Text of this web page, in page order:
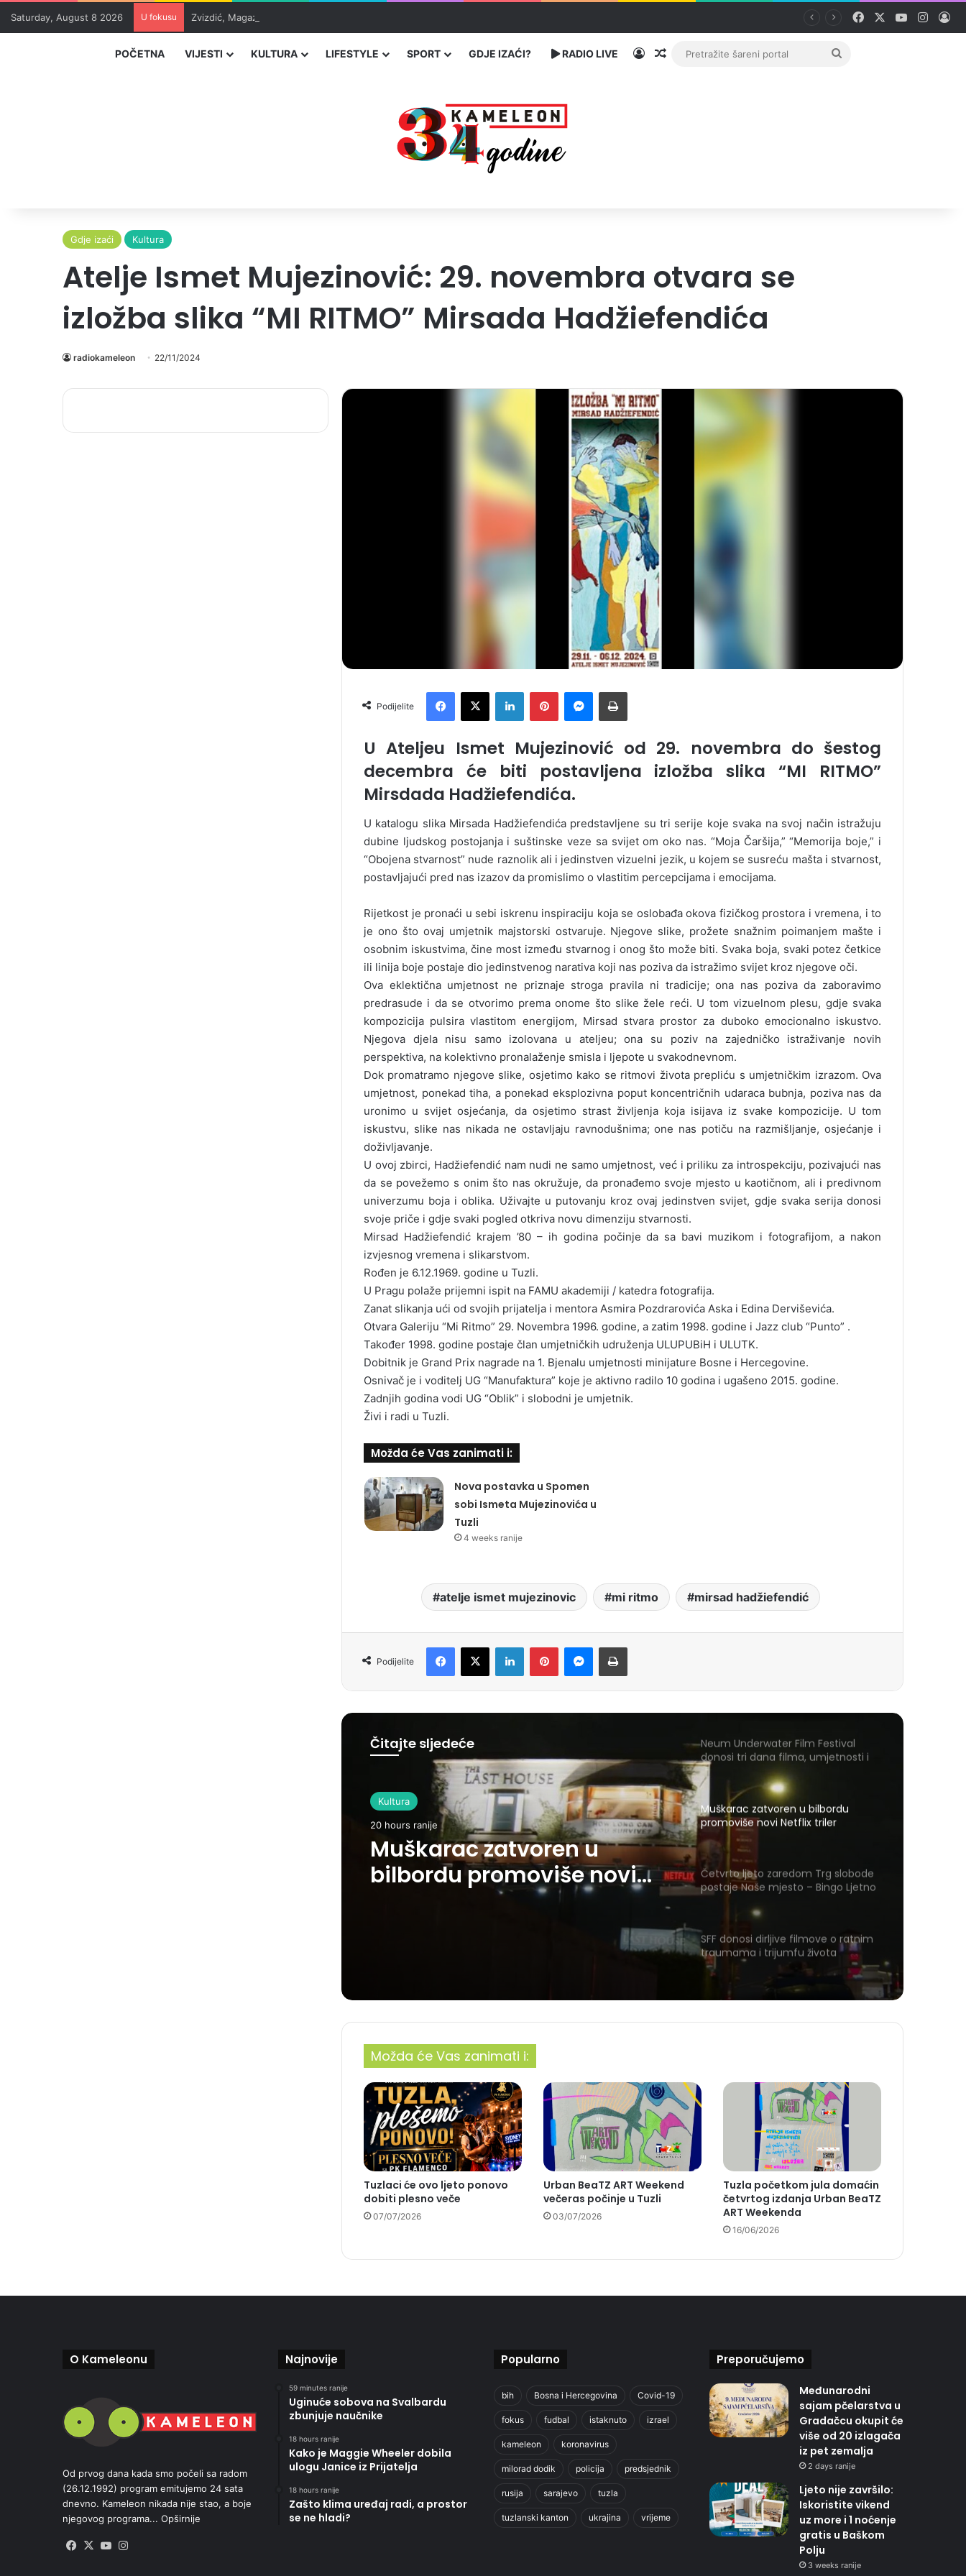
Saturday, August 8 2026 U fokusu Zvizdić, Magazinović i Kojović traže poseban status za Memorijalni centar Srebrenica Facebook YouTube
POČETNA VIJESTI KULTURA LIFESTYLE SPORT GDJE IZAĆI? RADIO LIVE PrijavaRandom članak
Pretražite
Gdje izaći Kultura
Atelje Ismet Mujezinović: 29. novembra otvara se
izložba slika “MI RITMO” Mirsada Hadžiefendića
radiokameleon 22/11/2024
Podijelite
U Ateljeu Ismet Mujezinović od 29. novembra do šestog
decembra će biti postavljena izložba slika “MI RITMO”
Mirsdada Hadžiefendića.
U katalogu slika Mirsada Hadžiefendića predstavljene su tri serije koje svaka na svoj način istražuju
dubine ljudskog postojanja i suštinske veze sa svijet om oko nas. “Moja Čaršija,” “Memorija boje,” i
“Obojena stvarnost” nude raznolik ali i jedinstven vizuelni jezik, u kojem se susreću mašta i stvarnost,
postavljajući pred nas izazov da promislimo o vlastitim percepcijama i emocijama.
Rijetkost je pronaći u sebi iskrenu inspiraciju koja se oslobađa okova fizičkog prostora i vremena, i to
je ono što ovaj umjetnik majstorski ostvaruje. Njegove slike, prožete snažnim poimanjem mašte i
osobnim iskustvima, čine most između stvarnog i onog što može biti. Svaka boja, svaki potez četkice
ili linija boje postaje dio jedinstvenog narativa koji nas poziva da istražimo svijet kroz njegove oči.
Ova eklektična umjetnost ne priznaje stroga pravila ni tradicije; ona nas poziva da zaboravimo
predrasude i da se otvorimo prema onome što slike žele reći. U tom vizuelnom plesu, gdje svaka
kompozicija pulsira vlastitom energijom, Mirsad stvara prostor za duboko emocionalno iskustvo.
Njegova djela nisu samo izolovana u ateljeu; ona su poziv na zajedničko istraživanje novih
perspektiva, na kolektivno pronalaženje smisla i ljepote u svakodnevnom.
Dok promatramo njegove slike, osjetimo kako se ritmovi života prepliću s umjetničkim izrazom. Ova
umjetnost, ponekad tiha, a ponekad eksplozivna poput koncentričnih udaraca bubnja, poziva nas da
uronimo u svijet osjećanja, da osjetimo strast življenja koja isijava iz svake kompozicije. U tom
iskustvu, slike nas nikada ne ostavljaju ravnodušnima; one nas potiču na razmišljanje, osjećanje i
doživljavanje.
U ovoj zbirci, Hadžiefendić nam nudi ne samo umjetnost, već i priliku za introspekciju, pozivajući nas
da se povežemo s onim što nas okružuje, da pronađemo svoje mjesto u kaotičnom, ali i predivnom
univerzumu boja i oblika. Uživajte u putovanju kroz ovaj jedinstven svijet, gdje svaka serija donosi
svoje priče i gdje svaki pogled otkriva novu dimenziju stvarnosti.
Mirsad Hadžiefendić krajem ’80 – ih godina počinje da sa bavi muzikom i fotografijom, a nakon
izvjesnog vremena i slikarstvom.
Rođen je 6.12.1969. godine u Tuzli.
U Pragu polaže prijemni ispit na FAMU akademiji / katedra fotografija.
Zanat slikanja ući od svojih prijatelja i mentora Asmira Pozdrarovića Aska i Edina Derviševića.
Otvara Galeriju “Mi Ritmo” 29. Novembra 1996. godine, a zatim 1998. godine i Jazz club “Punto” .
Također 1998. godine postaje član umjetničkih udruženja ULUPUBiH i ULUTK.
Dobitnik je Grand Prix nagrade na 1. Bjenalu umjetnosti minijature Bosne i Hercegovine.
Osnivač je i voditelj UG “Manufaktura” koje je aktivno radilo 10 godina i ugašeno 2015. godine.
Zadnjih godina vodi UG “Oblik” i slobodni je umjetnik.
Živi i radi u Tuzli.
Možda će Vas zanimati i:
Nova postavka u Spomen
sobi Ismeta Mujezinovića u
Tuzli
4 weeks ranije
atelje ismet mujezinovic mi ritmo mirsad hadžiefendić
Podijelite
Čitajte sljedeće
Kultura
20 hours ranije
Muškarac zatvoren u
bilbordu promoviše novi
Neum Underwater Film Festival
donosi tri dana filma, umjetnosti i
mora
Muškarac zatvoren u bilbordu
promoviše novi Netflix triler
Četvrto ljeto zaredom Trg slobode
postaje Naše mjesto – Bingo Ljetno
SFF donosi dirljive filmove o ratnim
traumama i trijumfu života
Možda će Vas zanimati i:
Tuzlaci će ovo ljeto ponovo
dobiti plesno veče
07/07/2026
Urban BeaTZ ART Weekend
večeras počinje u Tuzli
03/07/2026
Tuzla početkom jula domaćin
četvrtog izdanja Urban BeaTZ
ART Weekenda
16/06/2026
O Kameleonu
Od prvog dana kada smo počeli sa radom
(26.12.1992) program emitujemo 24 sata
dnevno. Kameleon nikada nije stao, a boje
njegovog programa... Opširnije
Facebook
X YouTube
Najnovije
59 minutes ranije
Uginuće sobova na Svalbardu
zbunjuje naučnike
18 hours ranije
Kako je Maggie Wheeler dobila
ulogu Janice iz Prijatelja
18 hours ranije
Zašto klima uređaj radi, a prostor
se ne hladi?
Popularno
bih Bosna i Hercegovina Covid-19
fokus fudbal istaknuto izrael
kameleon koronavirus
milorad dodik policija predsjednik
rusija sarajevo tuzla
tuzlanski kanton ukrajina vrijeme
Preporučujemo
Međunarodni
sajam pčelarstva u
Gradačcu okupit će
više od 20 izlagača
iz pet zemalja
2 days ranije
Ljeto nije završilo:
Iskoristite vikend
uz more i 1 noćenje
gratis u Baškom
Polju
3 weeks ranije